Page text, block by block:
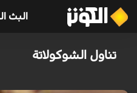
البث
تناول الشوكولاتة